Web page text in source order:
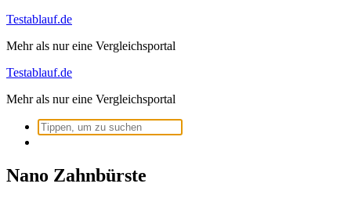
Zum
springen
Testablauf.de
Mehr als nur eine Vergleichsportal
Testablauf.de
Mehr als nur eine Vergleichsportal
Suchen
nach:
Nano Zahnbürste